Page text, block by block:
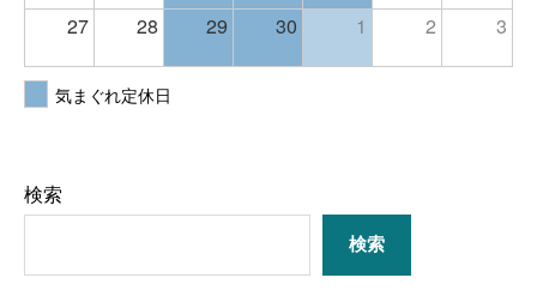
27 28 29 30 1 2 3
気まぐれ定休日
検索
検索